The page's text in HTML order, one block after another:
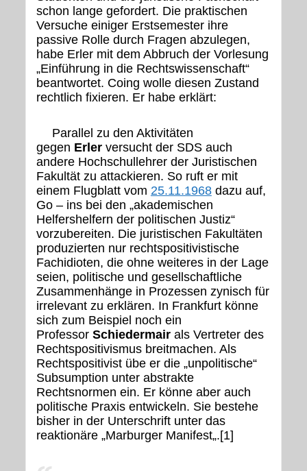
schon lange gefordert. Die praktischen
Versuche einiger Erstsemester ihre
passive Rolle durch Fragen abzulegen,
habe Erler mit dem Abbruch der Vorlesung
„Einführung in die Rechtswissenschaft“
beantwortet. Coing wolle diesen Zustand
rechtlich fixieren. Er habe erklärt:
Parallel zu den Aktivitäten
gegen Erlerversucht der SDS auch
andere Hochschullehrer der Juristischen
Fakultät zu attackieren. So ruft er mit
einem Flugblatt vom 25.11.1968dazu auf,
Go – ins bei den „akademischen
Helfershelfern der politischen Justiz“
vorzubereiten. Die juristischen Fakultäten
produzierten nur rechtspositivistische
Fachidioten, die ohne weiteres in der Lage
seien, politische und gesellschaftliche
Zusammenhänge in Prozessen zynisch für
irrelevant zu erklären. In Frankfurt könne
sich zum Beispiel noch ein
Professor Schiedermairals Vertreter des
Rechtspositivismus breitmachen. Als
Rechtspositivist übe er die „unpolitische“
Subsumption unter abstrakte
Rechtsnormen ein. Er könne aber auch
politische Praxis entwickeln. Sie bestehe
bisher in der Unterschrift unter das
reaktionäre „Marburger Manifest„.[1]